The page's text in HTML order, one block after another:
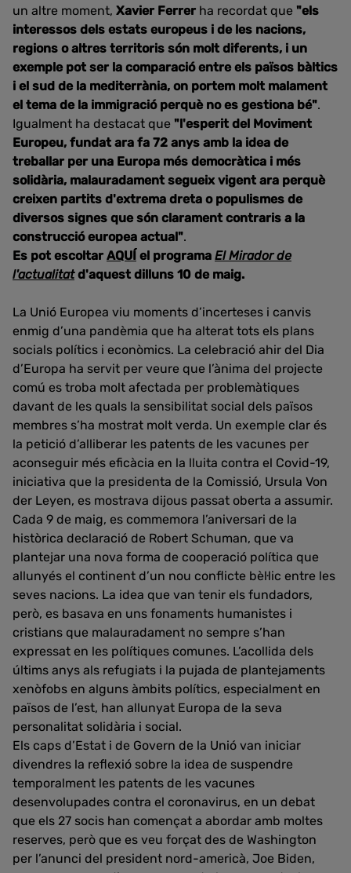
un altre moment, Xavier Ferrer ha recordat que "els
interessos dels estats europeus i de les nacions,
regions o altres territoris són molt diferents, i un
exemple pot ser la comparació entre els països bàltics
i el sud de la mediterrània, on portem molt malament
el tema de la immigració perquè no es gestiona bé".
Igualment ha destacat que "l'esperit del Moviment
Europeu, fundat ara fa 72 anys amb la idea de
treballar per una Europa més democràtica i més
solidària, malauradament segueix vigent ara perquè
creixen partits d'extrema dreta o populismes de
diversos signes que són clarament contraris a la
construcció europea actual".
Es pot escoltar AQUÍ el programa El Mirador de
l'actualitatd'aquest dilluns 10 de maig.
La Unió Europea viu moments d’incerteses i canvis
enmig d’una pandèmia que ha alterat tots els plans
socials polítics i econòmics. La celebració ahir del Dia
d’Europa ha servit per veure que l’ànima del projecte
comú es troba molt afectada per problemàtiques
davant de les quals la sensibilitat social dels països
membres s’ha mostrat molt verda. Un exemple clar és
la petició d’alliberar les patents de les vacunes per
aconseguir més eficàcia en la lluita contra el Covid-19,
iniciativa que la presidenta de la Comissió, Ursula Von
der Leyen, es mostrava dijous passat oberta a assumir.
Cada 9 de maig, es commemora l’aniversari de la
històrica declaració de Robert Schuman, que va
plantejar una nova forma de cooperació política que
allunyés el continent d’un nou conflicte bèl·lic entre les
seves nacions. La idea que van tenir els fundadors,
però, es basava en uns fonaments humanistes i
cristians que malauradament no sempre s’han
expressat en les polítiques comunes. L’acollida dels
últims anys als refugiats i la pujada de plantejaments
xenòfobs en alguns àmbits polítics, especialment en
països de l’est, han allunyat Europa de la seva
personalitat solidària i social.
Els caps d’Estat i de Govern de la Unió van iniciar
divendres la reflexió sobre la idea de suspendre
temporalment les patents de les vacunes
desenvolupades contra el coronavirus, en un debat
que els 27 socis han començat a abordar amb moltes
reserves, però que es veu forçat des de Washington
per l’anunci del president nord-americà, Joe Biden,